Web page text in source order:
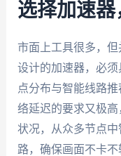
选择加速
市面上工具很多，
设计的加速器，必
点分布与智能线路
络延迟的要求又极
状况，从众多节点
路，确保画面不卡不